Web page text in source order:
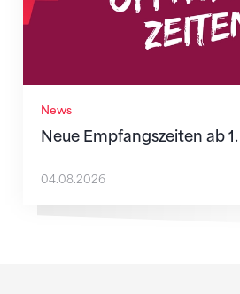
News
Neue Empfangszeiten ab
04.08.2026